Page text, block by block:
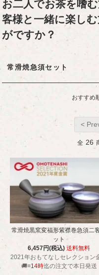
お二人でお茶を嗜
客様と一緒に楽し
がですか？
常滑焼急須セット
おすすめ
<
全 26
常滑焼黒窯変福形紫襟巻急須二
ット
6,457円(税込)送料無料
2021年おもてなしセレクション
🚚≡14時迄の注文で本日発送